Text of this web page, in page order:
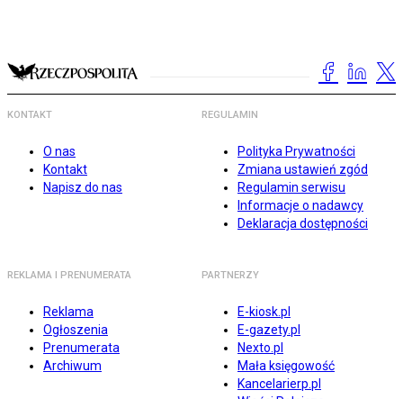
KONTAKT
O nas
Kontakt
Napisz do nas
REGULAMIN
Polityka Prywatności
Zmiana ustawień zgód
Regulamin serwisu
Informacje o nadawcy
Deklaracja dostępności
REKLAMA I PRENUMERATA
Reklama
Ogłoszenia
Prenumerata
Archiwum
PARTNERZY
E-kiosk.pl
E-gazety.pl
Nexto.pl
Mała księgowość
Kancelarierp.pl